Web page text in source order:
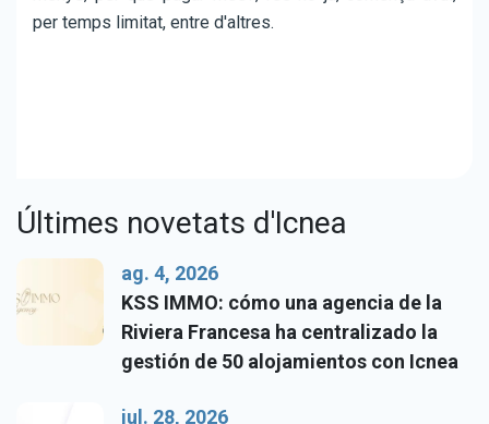
per temps limitat, entre d'altres.
Últimes novetats d'Icnea
ag. 4, 2026
KSS IMMO: cómo una agencia de la
Riviera Francesa ha centralizado la
gestión de 50 alojamientos con Icnea
jul. 28, 2026